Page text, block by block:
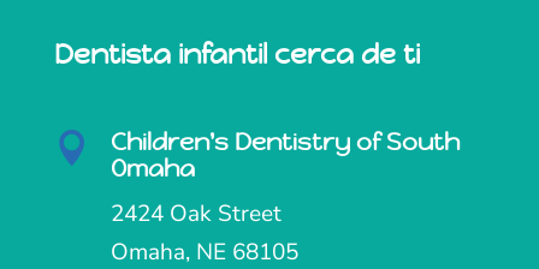
Dentista infantil cerca de ti

Children's Dentistry of South
Omaha
2424 Oak Street
Omaha, NE 68105